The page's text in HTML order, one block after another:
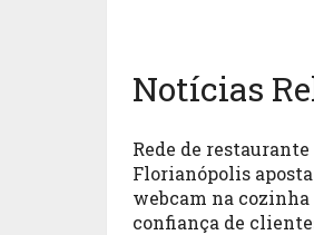
Notícias
Rede de restaurante
Florianópolis
webcam na
confiança de